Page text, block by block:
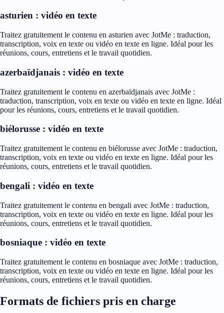
asturien : vidéo en texte
Traitez gratuitement le contenu en asturien avec JotMe : traduction,
transcription, voix en texte ou vidéo en texte en ligne. Idéal pour les
réunions, cours, entretiens et le travail quotidien.
azerbaïdjanais : vidéo en texte
Traitez gratuitement le contenu en azerbaïdjanais avec JotMe :
traduction, transcription, voix en texte ou vidéo en texte en ligne. Idéal
pour les réunions, cours, entretiens et le travail quotidien.
biélorusse : vidéo en texte
Traitez gratuitement le contenu en biélorusse avec JotMe : traduction,
transcription, voix en texte ou vidéo en texte en ligne. Idéal pour les
réunions, cours, entretiens et le travail quotidien.
bengali : vidéo en texte
Traitez gratuitement le contenu en bengali avec JotMe : traduction,
transcription, voix en texte ou vidéo en texte en ligne. Idéal pour les
réunions, cours, entretiens et le travail quotidien.
bosniaque : vidéo en texte
Traitez gratuitement le contenu en bosniaque avec JotMe : traduction,
transcription, voix en texte ou vidéo en texte en ligne. Idéal pour les
réunions, cours, entretiens et le travail quotidien.
Formats de fichiers pris en charge